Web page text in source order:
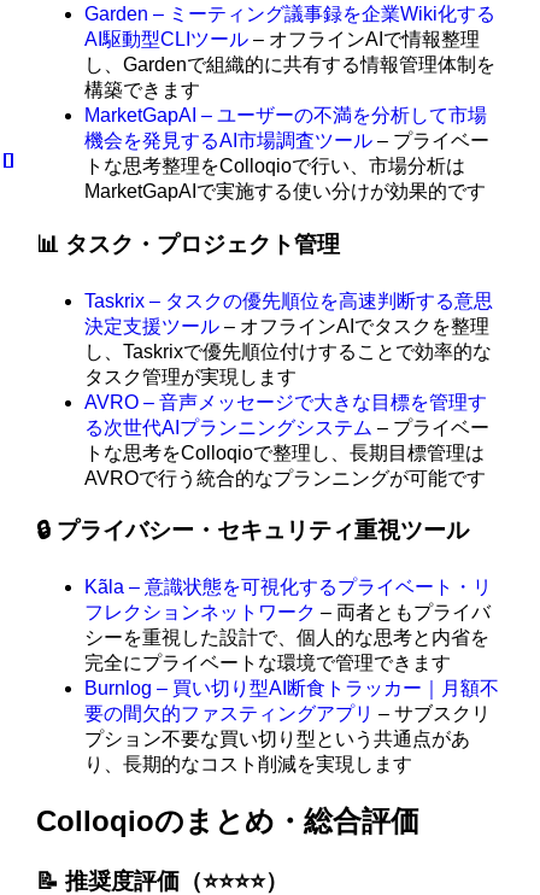
Garden – ミーティング議事録を企業Wiki化する
AI駆動型CLIツール – オフラインAIで情報整理
し、Gardenで組織的に共有する情報管理体制を
構築できます
MarketGapAI – ユーザーの不満を分析して市場
機会を発見するAI市場調査ツール – プライベー
トな思考整理をColloqioで行い、市場分析は
MarketGapAIで実施する使い分けが効果的です
📊 タスク・プロジェクト管理
Taskrix – タスクの優先順位を高速判断する意思
決定支援ツール – オフラインAIでタスクを整理
し、Taskrixで優先順位付けすることで効率的な
タスク管理が実現します
AVRO – 音声メッセージで大きな目標を管理す
る次世代AIプランニングシステム – プライベー
トな思考をColloqioで整理し、長期目標管理は
AVROで行う統合的なプランニングが可能です
🔒 プライバシー・セキュリティ重視ツール
Kãla – 意識状態を可視化するプライベート・リ
フレクションネットワーク – 両者ともプライバ
シーを重視した設計で、個人的な思考と内省を
完全にプライベートな環境で管理できます
Burnlog – 買い切り型AI断食トラッカー｜月額不
要の間欠的ファスティングアプリ – サブスクリ
プション不要な買い切り型という共通点があ
り、長期的なコスト削減を実現します
Colloqioのまとめ・総合評価
📝 推奨度評価（⭐️⭐️⭐️⭐️）